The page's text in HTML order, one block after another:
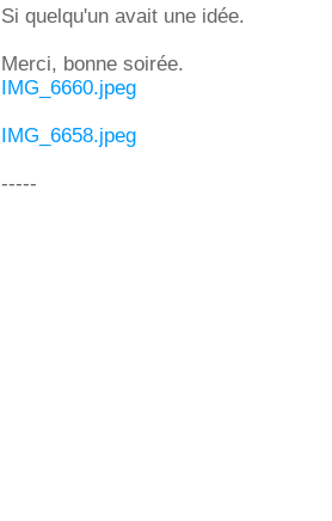
Si quelqu'un avait une idée.
Merci, bonne soirée.
IMG_6660.jpeg
IMG_6658.jpeg
-----